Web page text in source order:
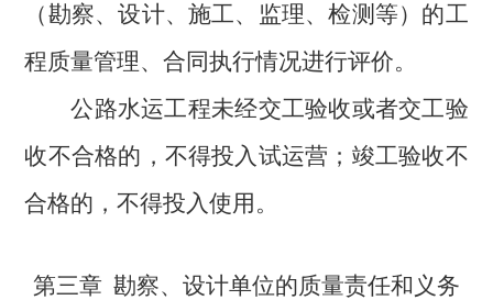
（勘察、设计、施工、监理、检测等）的工
程质量管理、合同执行情况进行评价。
公路水运工程未经交工验收或者交工验
收不合格的，不得投入试运营；竣工验收不
合格的，不得投入使用。
第三章 勘察、设计单位的质量责任和义务